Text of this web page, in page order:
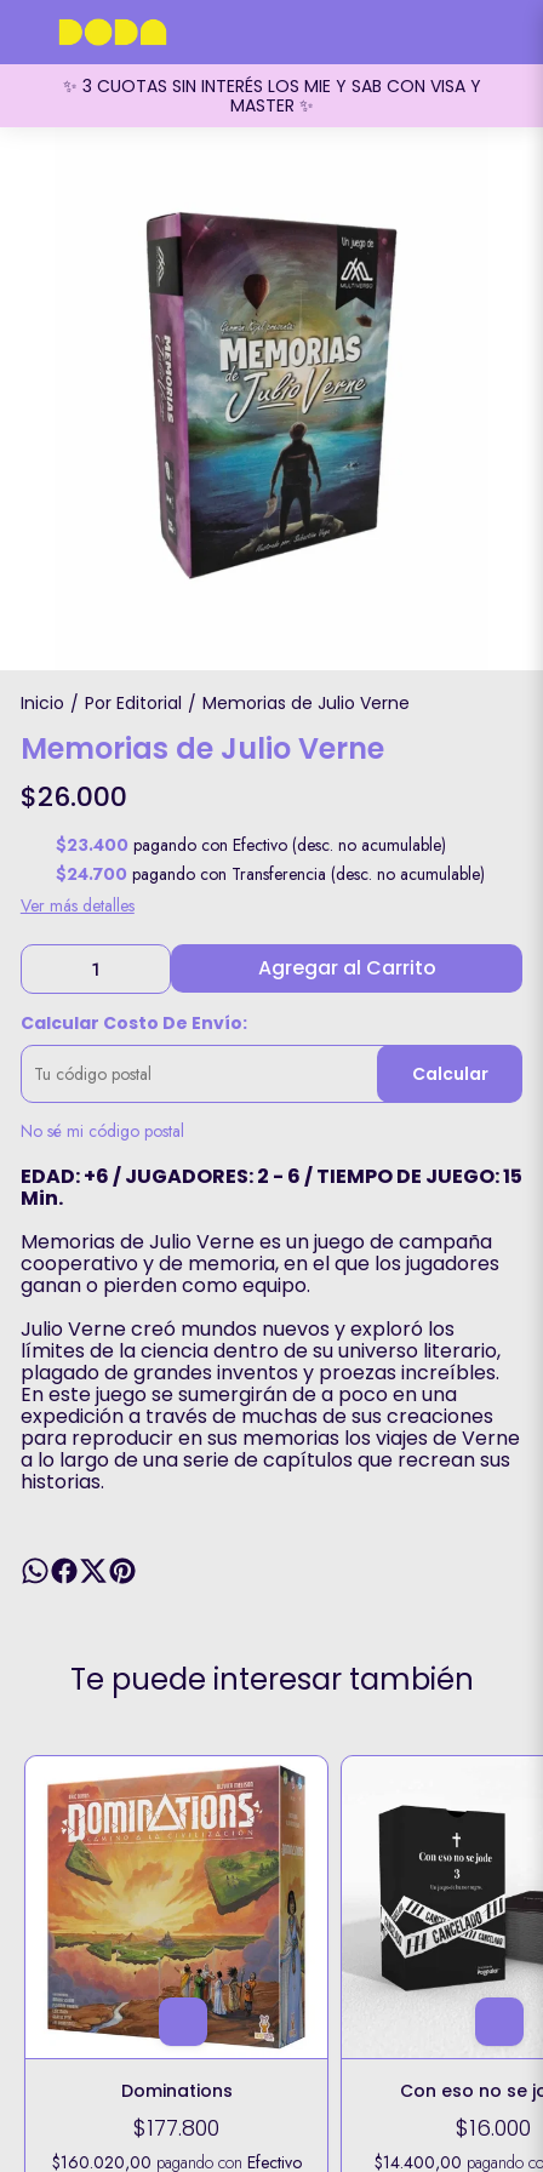
✨ 3 CUOTAS SIN INTERÉS LOS MIE Y SAB CON VISA Y
MASTER ✨
Inicio / Por Editorial / Memorias de Julio Verne
Memorias de Julio Verne
$26.000
$23.400 pagando con Efectivo (desc. no acumulable)
$24.700 pagando con Transferencia (desc. no acumulable)
Ver más detalles
Agregar al Carrito
Calcular Costo De Envío:
Calcular
No sé mi código postal
EDAD: +6 / JUGADORES: 2 - 6 / TIEMPO DE JUEGO: 15
Min.
Memorias de Julio Verne es un juego de campaña
cooperativo y de memoria, en el que los jugadores
ganan o pierden como equipo.
Julio Verne creó mundos nuevos y exploró los
límites de la ciencia dentro de su universo literario,
plagado de grandes inventos y proezas increíbles.
En este juego se sumergirán de a poco en una
expedición a través de muchas de sus creaciones
para reproducir en sus memorias los viajes de Verne
a lo largo de una serie de capítulos que recrean sus
historias.
Te puede interesar también
Dominations
$177.800
$160.020,00 pagando con Efectivo
Con eso no se
$16.000
$14.400,00 pagando